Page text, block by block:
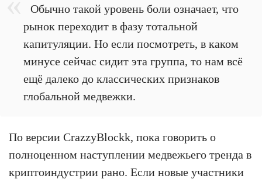
Обычно такой уровень боли означает, что
рынок переходит в фазу тотальной
капитуляции. Но если посмотреть, в каком
минусе сейчас сидит эта группа, то нам всё
ещё далеко до классических признаков
глобальной медвежки.
По версии CrazzyBlockk, пока говорить о
полноценном наступлении медвежьего тренда в
криптоиндустрии рано. Если новые участники